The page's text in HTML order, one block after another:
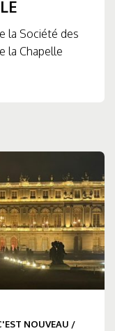
la Société des
la Chapelle
NOUVEAU /